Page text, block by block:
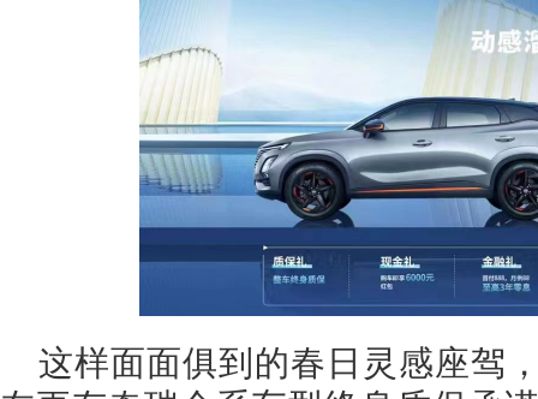
这样面面俱到的春日灵感座驾